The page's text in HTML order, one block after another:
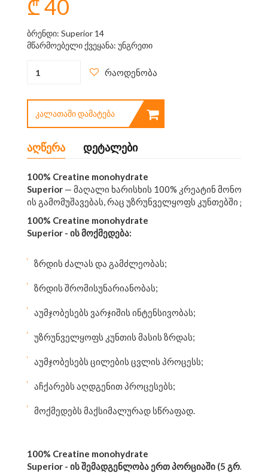
₾ 40
ბრენდი: Superior 14
მწარმოებელი ქვეყანა: უნგრეთი
რაოდენობა
ᲙᲐᲚᲐᲗᲐᲨᲘ ᲓᲐᲛᲐᲢᲔᲑᲐ
აღწერა დეტალები
100% Creatine monohydrate
Superior — მაღალი ხარისხის 100% კრეატინ
ის გამომუშავებას, რაც უზრუნველყოფს კუნთებში
100% Creatine monohydrate
Superior - ისმოქმედება:
ზრდის ძალას და გამძლეობას;
ზრდის შრომისუნარიანობას;
აუმჯობესებს ვარჯიშის ინტენსივობას;
უზრუნველყოფს კუნთის მასის ზრდას;
აუმჯობესებს ცილების ცვლის პროცესს;
აჩქარებს აღდგენით პროცესებს;
მოქმედებს მაქსიმალურად სწრაფად.
100% Creatine monohydrate
Superior - ისშემადგენლობა ერთპორციაში (5 გრ.):